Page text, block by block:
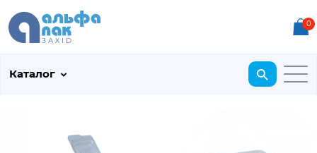
0
Каталог